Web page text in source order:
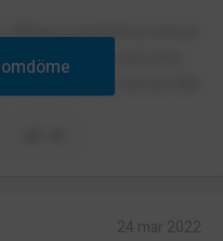
dåliga,respektlösa elever
vill inte hjälpa eleverna
om minsta lilla.